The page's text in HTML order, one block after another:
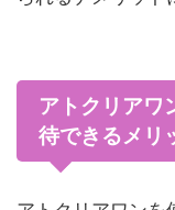
アトクリアワ
待できるメリ